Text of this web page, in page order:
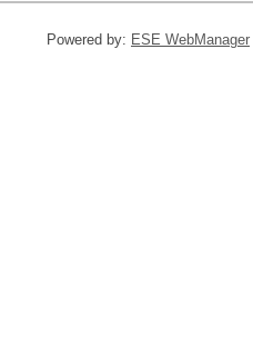
Powered by: ESE WebManager